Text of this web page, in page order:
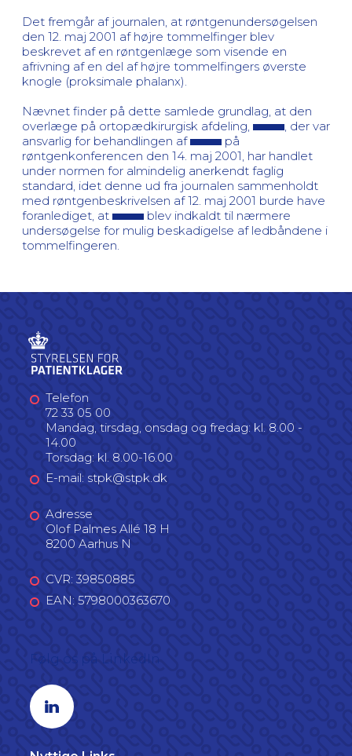
Det fremgår af journalen, at røntgenundersøgelsen
den 12. maj 2001 af højre tommelfinger blev
beskrevet af en røntgenlæge som visende en
afrivning af en del af højre tommelfingers øverste
knogle (proksimale phalanx).
Nævnet finder på dette samlede grundlag, at den
overlæge på ortopædkirurgisk afdeling,
, der var
ansvarlig for behandlingen af
på
røntgenkonferencen den 14. maj 2001, har handlet
under normen for almindelig anerkendt faglig
standard, idet denne ud fra journalen sammenholdt
med røntgenbeskrivelsen af 12. maj 2001 burde have
foranlediget, at
blev indkaldt til nærmere
undersøgelse for mulig beskadigelse af ledbåndene i
tommelfingeren.
Telefon
72 33 05 00
Mandag, tirsdag, onsdag og fredag: kl. 8.00 -
14.00
Torsdag: kl. 8.00-16.00
E-mail: stpk@stpk.dk
Adresse
Olof Palmes Allé 18 H
8200 Aarhus N
CVR: 39850885
EAN: 5798000363670
Linkedin profil